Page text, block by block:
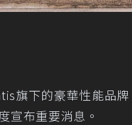
旗下的豪華性能品
宣布重要消息。